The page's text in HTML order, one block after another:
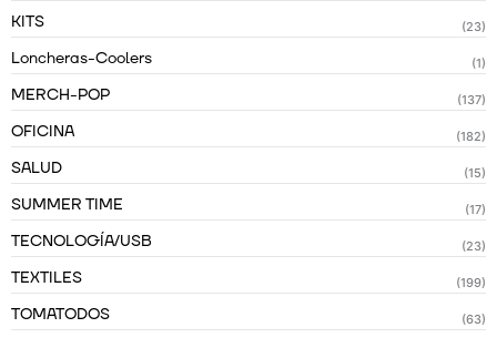
KITS (23)
Loncheras-Coolers (1)
MERCH-POP (137)
OFICINA (182)
SALUD (15)
SUMMER TIME (17)
TECNOLOGÍA/USB (23)
TEXTILES (199)
TOMATODOS (63)